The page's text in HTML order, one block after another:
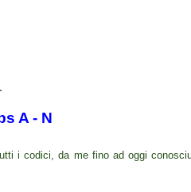
A - N
i codici, da me fino ad oggi